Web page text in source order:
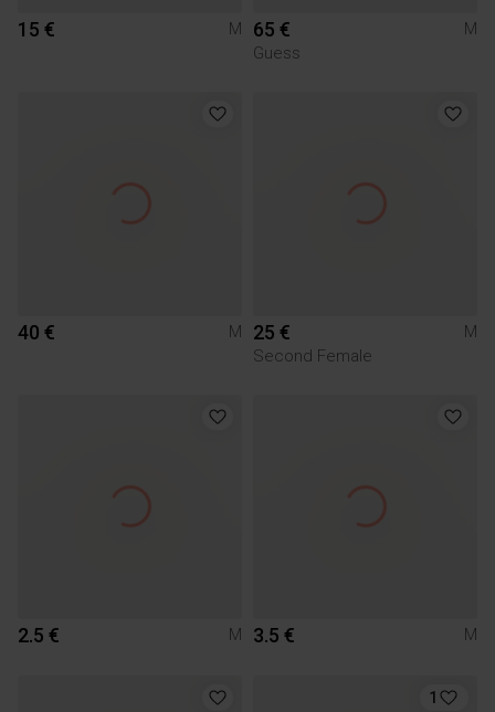
15 € M 65 €
M
Guess
40 € M 25 €
M
Second Female
2.5 € M 3.5 € M
1